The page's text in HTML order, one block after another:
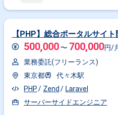
【PHP】総合ポータルサイト
500,000 〜 700,000円/
業務委託(フリーランス)
東京都
代々木駅
PHP
Zend
Laravel
サーバーサイドエンジニア
PHP × 副業 PHP × 在宅・リ
その他の条件で検索する
Laravel CakePHP FuelPHP